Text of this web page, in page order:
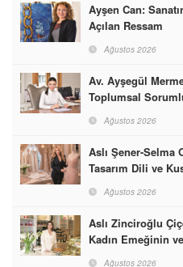
Ayşen Can:
Açılan Ressam
Ağustos 2026
Av. Ayşegül
Toplumsal
Ağustos 2026
Aslı Şener-Selma
Tasarım Dili ve
Dünyasına
Ağustos 2026
Aslı Zinciroğlu
Kadın Emeğinin
Başarabileceğinin
Ağustos 2026